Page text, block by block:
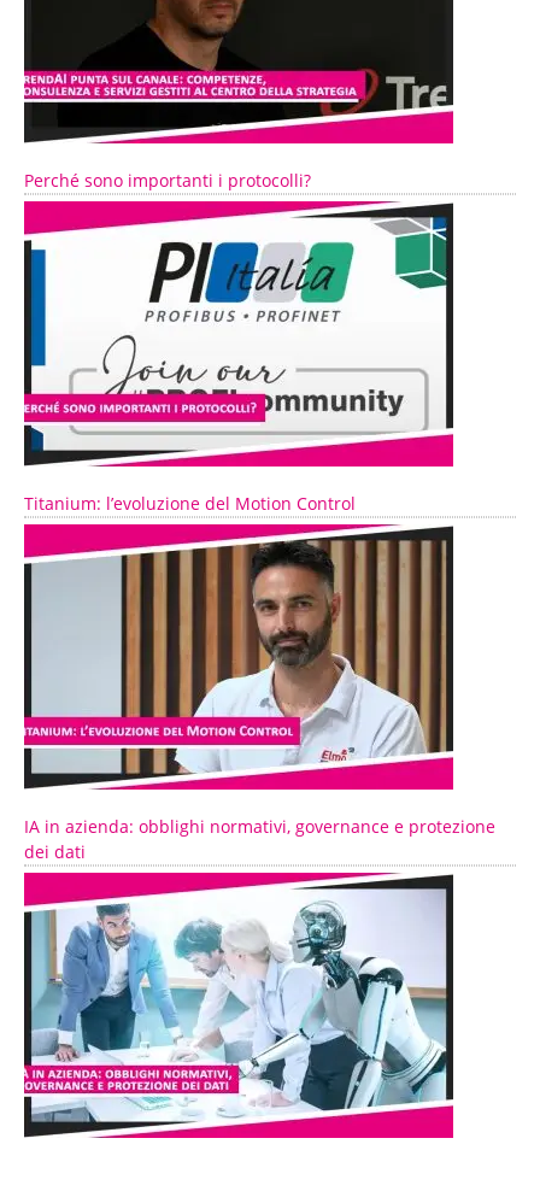
Perché sono importanti i protocolli?
Titanium: l’evoluzione del Motion Control
IA in azienda: obblighi normativi, governance e protezione
dei dati